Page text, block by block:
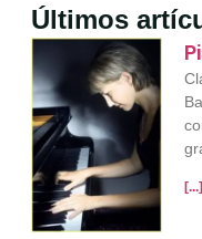
Últimos
[...]